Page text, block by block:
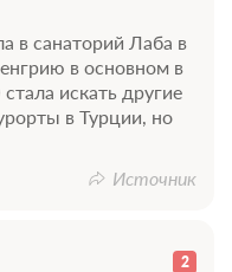
в санаторий Лаба в
в основном в
искать другие
в Турции, но
Источник
2